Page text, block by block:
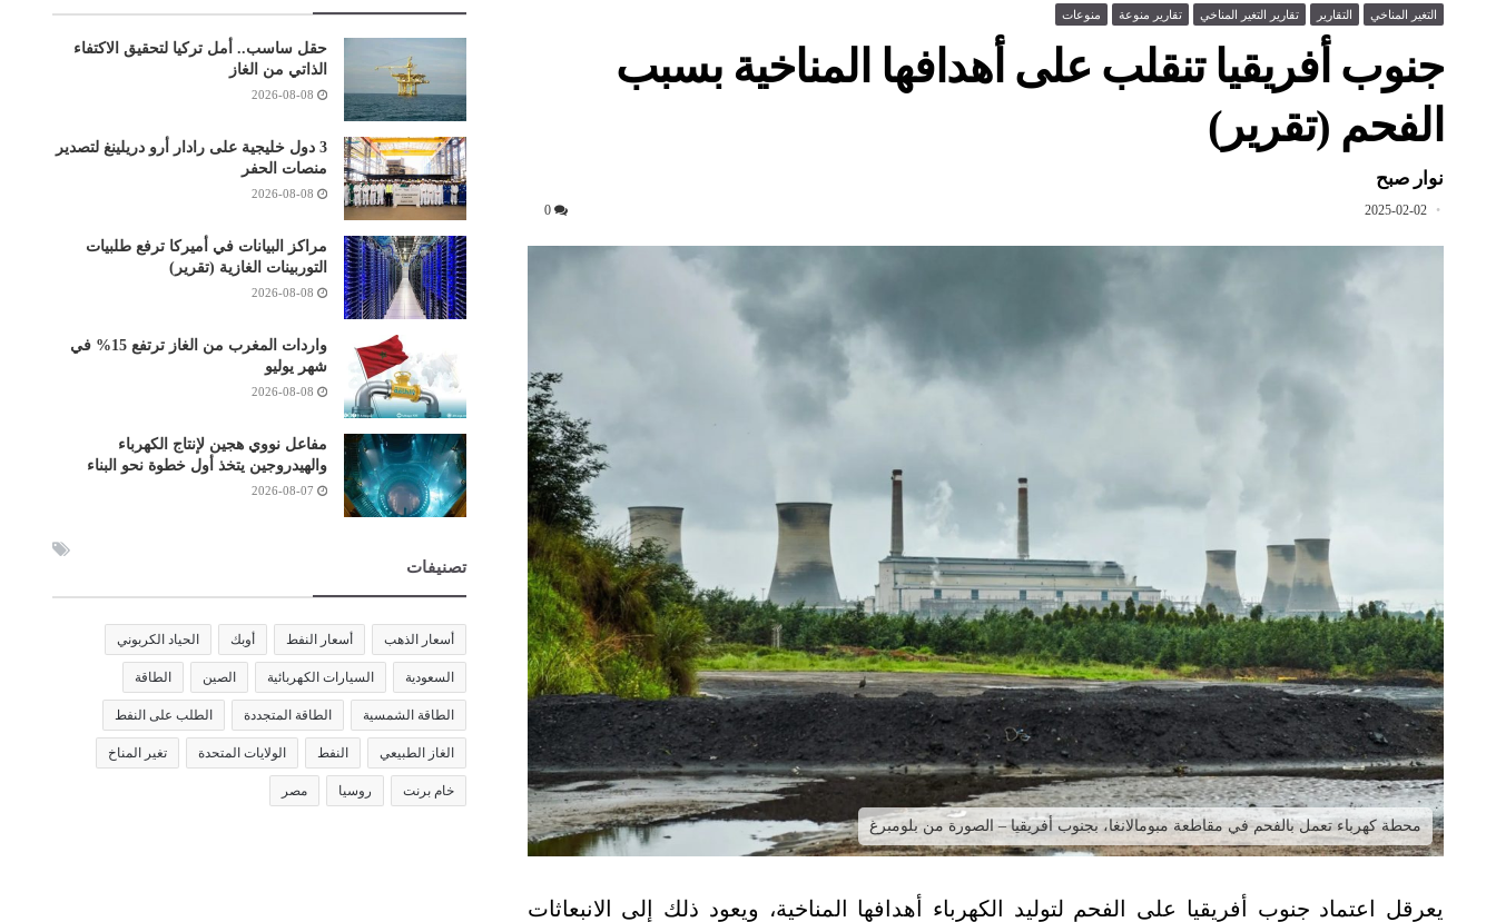
التغير المناخي التقارير تقارير التغير المناخي تقارير منوعة منوعات
جنوب أفريقيا تنقلب على أهدافها المناخية بسبب
الفحم (تقرير)
نوار صبح
2025-02-02
0
محطة كهرباء تعمل بالفحم في مقاطعة مبومالانغا، بجنوب أفريقيا – الصورة من بلومبرغ
يعرقل اعتماد جنوب أفريقيا على الفحم لتوليد الكهرباء أهدافها المناخية، ويعود ذلك إلى الانبعاثات
حقل ساسب.. أمل تركيا لتحقيق الاكتفاء
الذاتي من الغاز
2026-08-08
3 دول خليجية على رادار أرو دريلينغ لتصدير
منصات الحفر
2026-08-08
مراكز البيانات في أميركا ترفع طلبيات
التوربينات الغازية (تقرير)
2026-08-08
واردات المغرب من الغاز ترتفع 15% في
شهر يوليو
2026-08-08
مفاعل نووي هجين لإنتاج الكهرباء
والهيدروجين يتخذ أول خطوة نحو البناء
2026-08-07
تصنيفات
أسعار الذهب أسعار النفط أوبك الحياد الكربوني
السعودية السيارات الكهربائية الصين الطاقة
الطاقة الشمسية الطاقة المتجددة الطلب على النفط
الغاز الطبيعي النفط الولايات المتحدة تغير المناخ
خام برنت روسيا مصر